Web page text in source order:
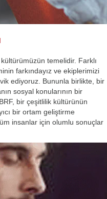
temelidir. Farklı
farkındayız ve ekiplerimizi
ediyoruz. Bununla birlikte, bir
sosyal konularının bir
bir çeşitlilik kültürünün
bir ortam geliştirme
insanlar için olumlu sonuçlar